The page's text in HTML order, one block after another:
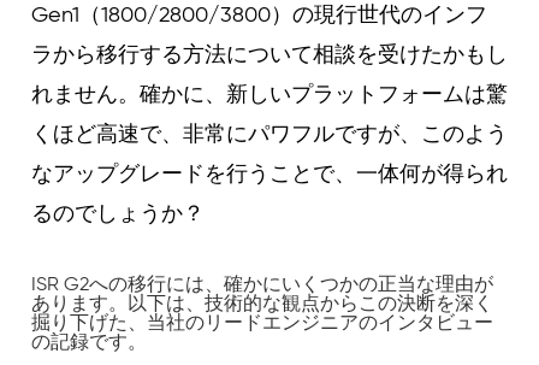
Gen1（1800/2800/3800）の現行世代のインフ
ラから移行する方法について相談を受けたかもし
れません。確かに、新しいプラットフォームは驚
くほど高速で、非常にパワフルですが、このよう
なアップグレードを行うことで、一体何が得られ
るのでしょうか？
ISR G2への移行には、確かにいくつかの正当な理由が
あります。以下は、技術的な観点からこの決断を深く
掘り下げた、当社のリードエンジニアのインタビュー
の記録です。